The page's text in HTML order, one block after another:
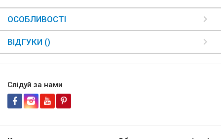
ОСОБЛИВОСТІ
ВІДГУКИ ()
Слідуй за нами